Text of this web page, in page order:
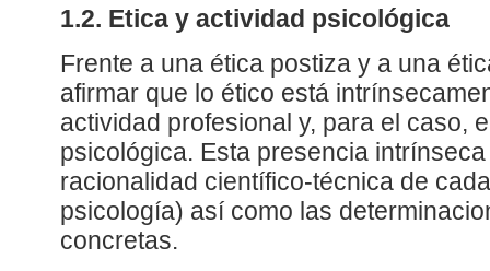
1.2. Etica y actividad psicológica
Frente a una ética postiza y a una
afirmar que lo ético está
actividad profesional y, para el caso,
psicológica. Esta presencia
racionalidad científico-técnica de
psicología) así como las
concretas.